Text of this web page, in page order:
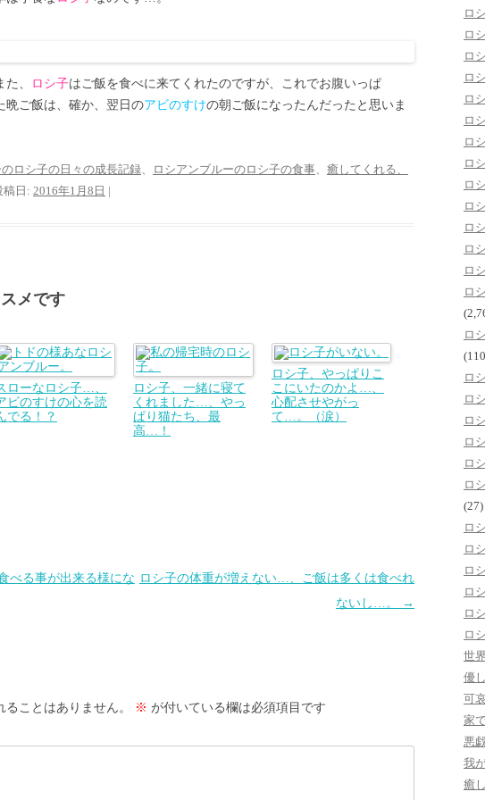
、 ロシ子はご飯を食べに来てくれたのですが、これでお腹いっぱ
晩ご飯は、確か、翌日のアビのすけの朝ご飯になったんだったと思いま
ロシ子の日々の成長記録 ロシアンブルーのロシ子の食事
癒してくれる、
稿日: 2016年1月8日 |
メです
ローなロシ子…、
ビのすけの心を読
でる！？
ロシ子、一緒に寝て
くれました…、やっ
ぱり猫たち、最
高…！
ロシ子、やっぱりこ
こにいたのかよ…、
心配させやがっ
て…。（涙）
べる事が出来る様にな ロシ子の体重が増えない…、ご飯は多くは食べれ
ないし…。
→
ことはありません。 ※ が付いている欄は必須項目です
ロ
ロ
ロ
ロ
ロ
ロ
ロ
ロ
ロ
ロ
ロ
ロ
ロ
ロ
ロ
ロ
ロ
ロ
ロ
ロ
ロ
(27)
ロ
ロ
ロ
ロ
ロ
ロ
世
優
可
家
悪
我
癒